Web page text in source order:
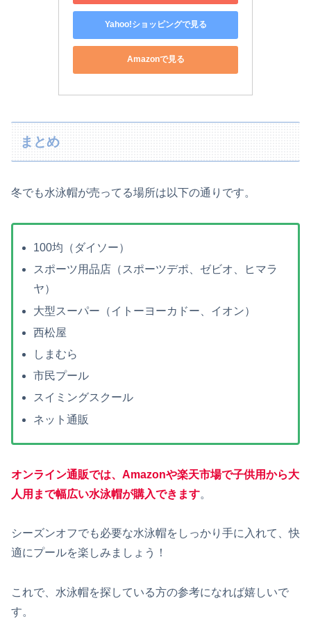
Yahoo!ショッピングで見る
Amazonで見る
まとめ
冬でも水泳帽が売ってる場所は以下の通りです。
100均（ダイソー）
スポーツ用品店（スポーツデポ、ゼビオ、ヒマラ
ヤ）
大型スーパー（イトーヨーカドー、イオン）
西松屋
しまむら
市民プール
スイミングスクール
ネット通販
オンライン通販では、Amazonや楽天市場で子供用から大
人用まで幅広い水泳帽が購入できます。
シーズンオフでも必要な水泳帽をしっかり手に入れて、快
適にプールを楽しみましょう！
これで、水泳帽を探している方の参考になれば嬉しいで
す。